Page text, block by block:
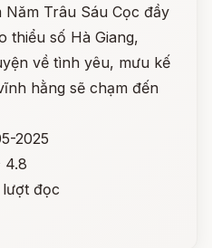
Trâu Sáu Cọc đầy
thiểu số Hà Giang,
về tình yêu, mưu kế
hằng sẽ chạm đến
2025
4.8
đọc